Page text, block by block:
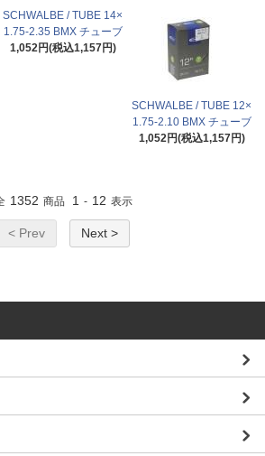
SCHWALBE / TUBE 14×
1.75-2.35 BMX チューブ
1,052円(税込1,157円)
SCHWALBE / TUBE 12×
1.75-2.10 BMX チューブ
1,052円(税込1,157円)
1352 商品 1 - 12 表示
< Prev Next >